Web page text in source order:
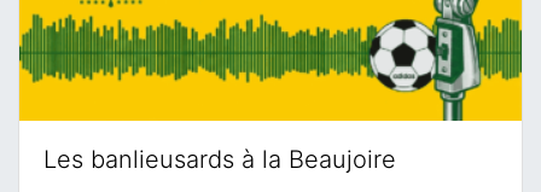
Les banlieusards à la Beaujoire